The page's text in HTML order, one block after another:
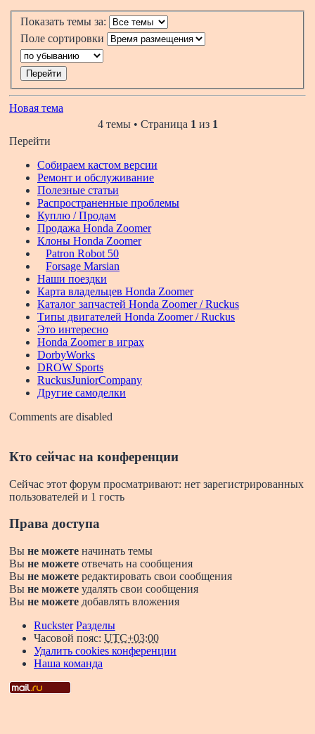
Показать темы за:
Поле сортировки
Новая тема
4 темы • Страница 1 из 1
Перейти
Собираем кастом версии
Ремонт и обслуживание
Полезные статьи
Распространенные проблемы
Куплю / Продам
Продажа Honda Zoomer
Клоны Honda Zoomer
Patron Robot 50
Forsage Marsian
Наши поездки
Карта владельцев Honda Zoomer
Каталог запчастей Honda Zoomer / Ruckus
Типы двигателей Honda Zoomer / Ruckus
Это интересно
Honda Zoomer в играх
DorbyWorks
DROW Sports
RuckusJuniorCompany
Другие самоделки
Comments are disabled
Кто сейчас на конференции
Сейчас этот форум просматривают: нет зарегистрированных
пользователей и 1 гость
Права доступа
Вы не можете начинать темы
Вы не можете отвечать на сообщения
Вы не можете редактировать свои сообщения
Вы не можете удалять свои сообщения
Вы не можете добавлять вложения
Ruckster Разделы
Часовой пояс: UTC+03:00
Удалить cookies конференции
Наша команда